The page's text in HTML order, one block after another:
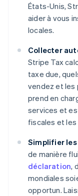
États-Unis,
aider à vous
locales.
Collecter
Stripe Tax
taxe due,
vendez et les
prend en
services et
fiscales et
Simplifier
de manière
déclaration,
mondiales
opportun.